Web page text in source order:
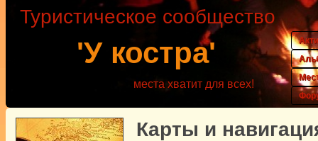
'У костра'
Туристическое сообщество
места хватит для всех!
Карты и